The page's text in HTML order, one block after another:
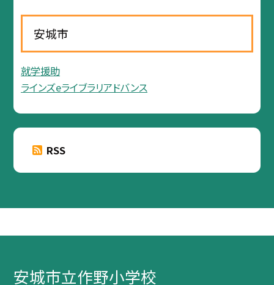
安城市
就学援助
ラインズeライブラリアドバンス
RSS
安城市立作野小学校